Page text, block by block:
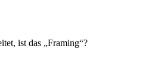
ist das „Framing“?